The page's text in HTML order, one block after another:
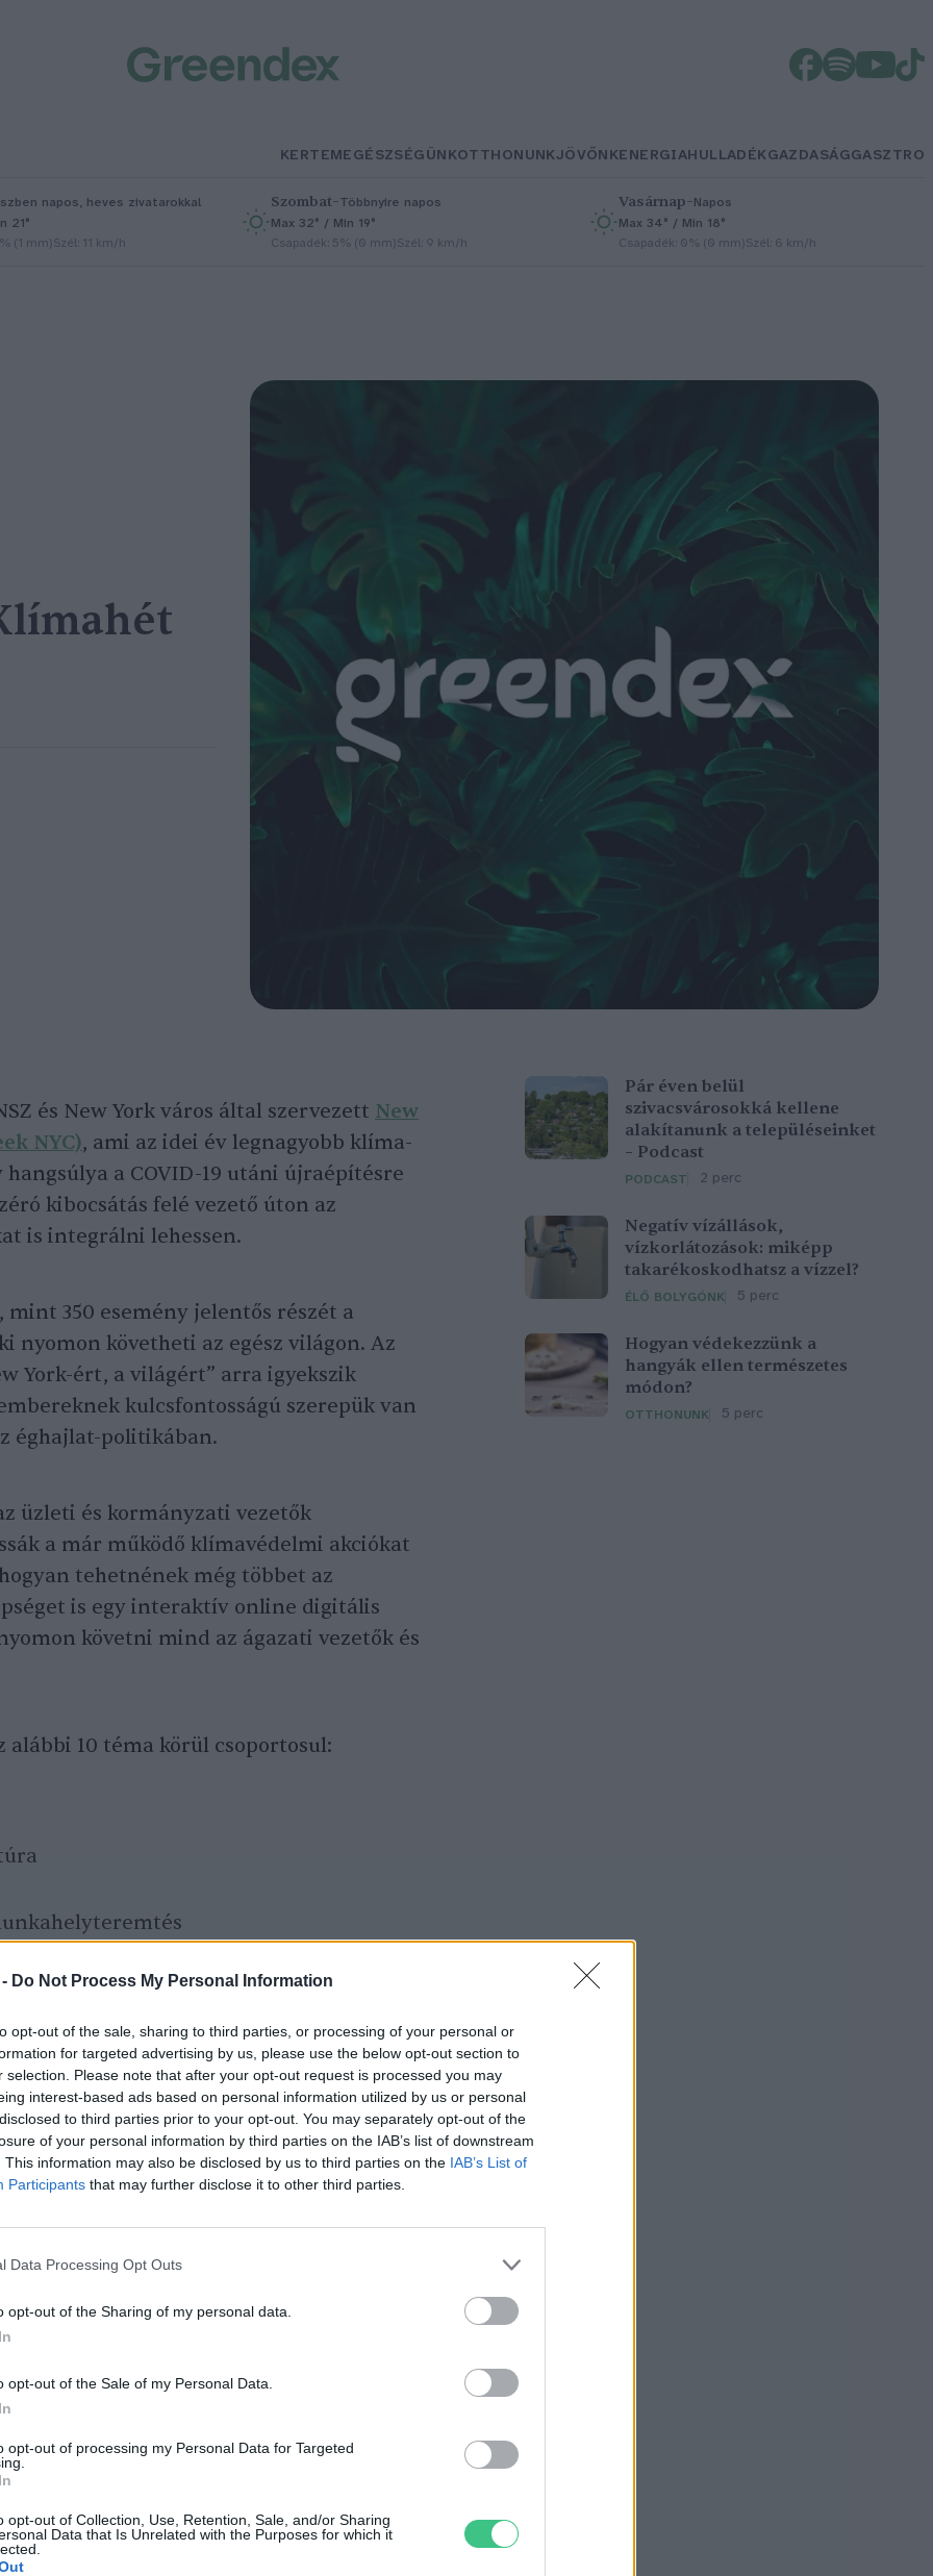
Do Not Process My Personal Information
opt-out of the sale, sharing to third parties, or processing of your personal or
for targeted advertising by us, please use the below opt-out section to
selection. Please note that after your opt-out request is processed you may
interest-based ads based on personal information utilized by us or personal
to third parties prior to your opt-out. You may separately opt-out of the
of your personal information by third parties on the IAB’s list of downstream
This information may also be disclosed by us to third parties on the IAB’s List of
Participants that may further disclose it to other third parties.
Data Processing Opt Outs
opt-out of the Sharing of my personal data.
opt-out of the Sale of my Personal Data.
opt-out of processing my Personal Data for Targeted
opt-out of Collection, Use, Retention, Sale, and/or Sharing
Data that Is Unrelated with the Purposes for which it
KERTEMEGÉSZSÉGÜNKOTTHONUNKJÖVŐNKENERGIAHULLADÉKGAZDASÁGGASZTRO
napos, heves zivatarokkal
21°
(1 mm)Szél: 11 km/h
Szombat–Többnyire napos
Max 32° / Min 19°
Csapadék: 5% (0 mm)Szél: 9 km/h
Vasárnap–Napos
Max 34° / Min 18°
Csapadék: 0% (0 mm)Szél: 6 km/h
és New York város által szervezett New
NYC), ami az idei év legnagyobb klíma-
a COVID-19 utáni újraépítésre
kibocsátás felé vezető úton az
is integrálni lehessen.
350 esemény jelentős részét a
nyomon követheti az egész világon. Az
York-ért, a világért” arra igyekszik
kulcsfontosságú szerepük van
éghajlat-politikában.
üzleti és kormányzati vezetők
a már működő klímavédelmi akciókat
tehetnének még többet az
is egy interaktív online digitális
követni mind az ágazati vezetők és
10 téma körül csoportosul:
nemzetközi politika
és igazságszolgáltatás
online workshopokon és
körbe, melyekre
és angol nyelvtudáson kívül csak
Pár éven belül
szivacsvárosokká kellene
alakítanunk a településeinket
– Podcast
PODCAST 2 perc
Negatív vízállások,
vízkorlátozások: miképp
takarékoskodhatsz a vízzel?
ÉLŐ BOLYGÓNK 5 perc
Hogyan védekezzünk a
hangyák ellen természetes
módon?
OTTHONUNK 5 perc